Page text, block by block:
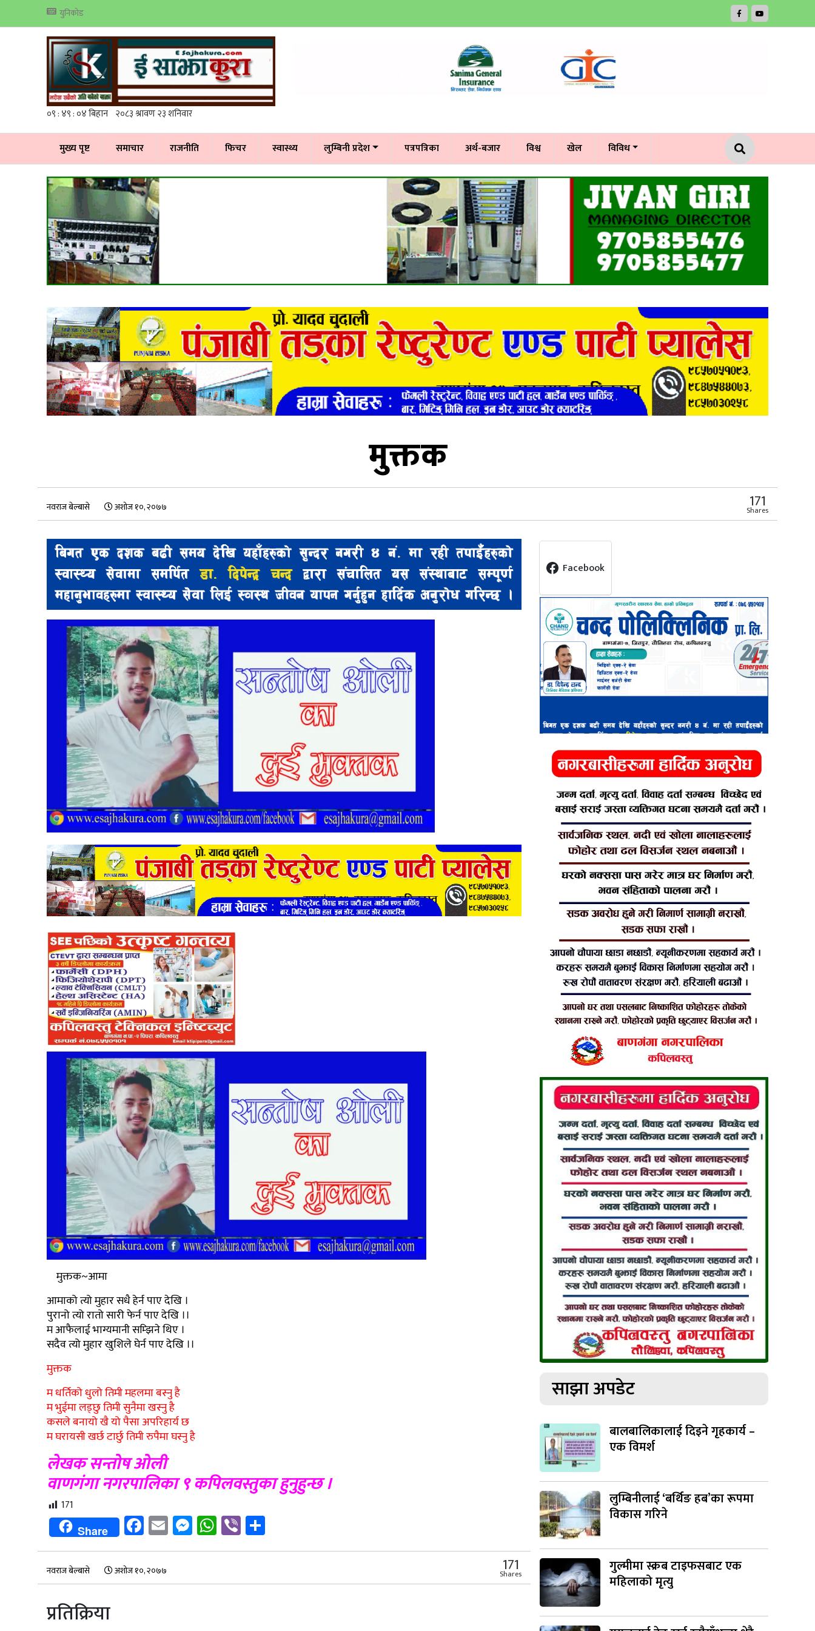
युनिकोड
मुख्य पृष्ट समाचार राजनीति फिचर स्वास्थ्य लुम्बिनी प्रदेश पत्रपत्रिका अर्थ-बजार विश्व खेल विविध
मुक्तक
नवराज बेल्बासे अशोज १०, २०७७ 171
Shares
मुक्तक~आमा
आमाको त्यो मुहार सधै हेर्न पाए देखि ।
पुरानो त्यो रातो सारी फेर्न पाए देखि ।।
म आफैलाई भाग्यमानी सम्झिने थिए ।
सदैव त्यो मुहार खुशिले घेर्न पाए देखि ।।
मुक्तक
म धर्तिको धुलो तिमी महलमा बस्नु है
म भुईमा लड्छु तिमी सुनैमा खस्नु है
कसले बनायो खै यो पैसा अपरिहार्य छ
म घरायसी खर्छ टार्छु तिमी रुपैमा घस्नु है
लेखक सन्तोष ओली
वाणगंगा नगरपालिका ९ कपिलवस्तुका हुनुहुन्छ ।
171
Share Facebook
EmailMessenger
WhatsApp
Viber
नवराज बेल्बासे अशोज १०, २०७७ 171
Shares
प्रतिक्रिया
Facebook
साझा अपडेट
बालबालिकालाई दिइने गृहकार्य –
एक विमर्श
लुम्बिनीलाई ‘बर्थिङ हब’का रूपमा
विकास गरिने
गुल्मीमा स्क्रब टाइफसबाट एक
महिलाको मृत्यु